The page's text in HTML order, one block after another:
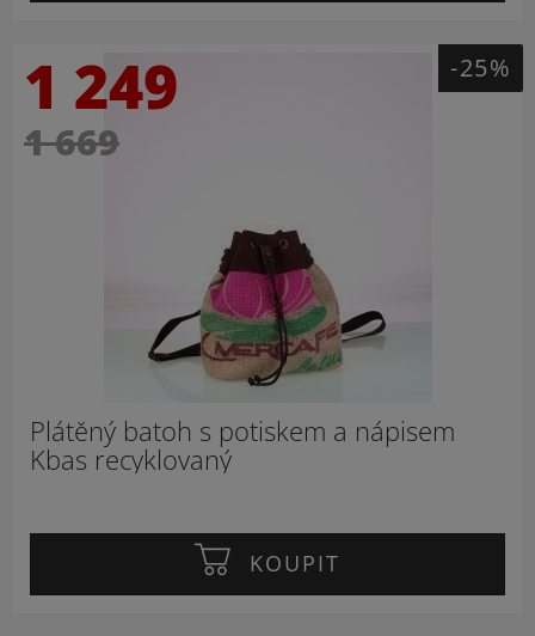
1 249
1 669
-25%
Plátěný batoh s potiskem a nápisem
Kbas recyklovaný
KOUPIT